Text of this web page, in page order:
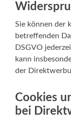
Sie können der
betreffenden
DSGVO
kann
der
Cookies
bei